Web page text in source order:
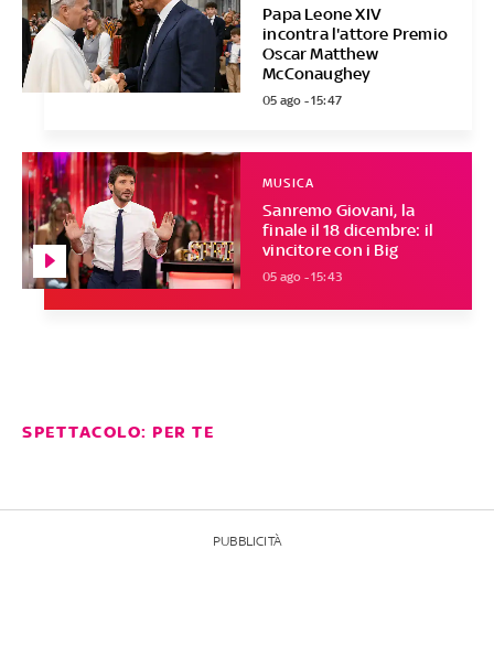
Papa Leone XIV
incontra l'attore Premio
Oscar Matthew
McConaughey
05 ago - 15:47
Sanremo Giovani, la
finale il 18 dicembre: il
vincitore con i Big
MUSICA
05 ago - 15:43
SPETTACOLO: PER TE
PUBBLICITÀ